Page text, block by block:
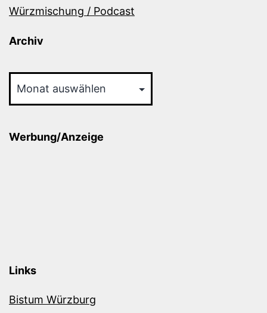
Würzmischung / Podcast
Archiv
Werbung/Anzeige
Links
Bistum Würzburg